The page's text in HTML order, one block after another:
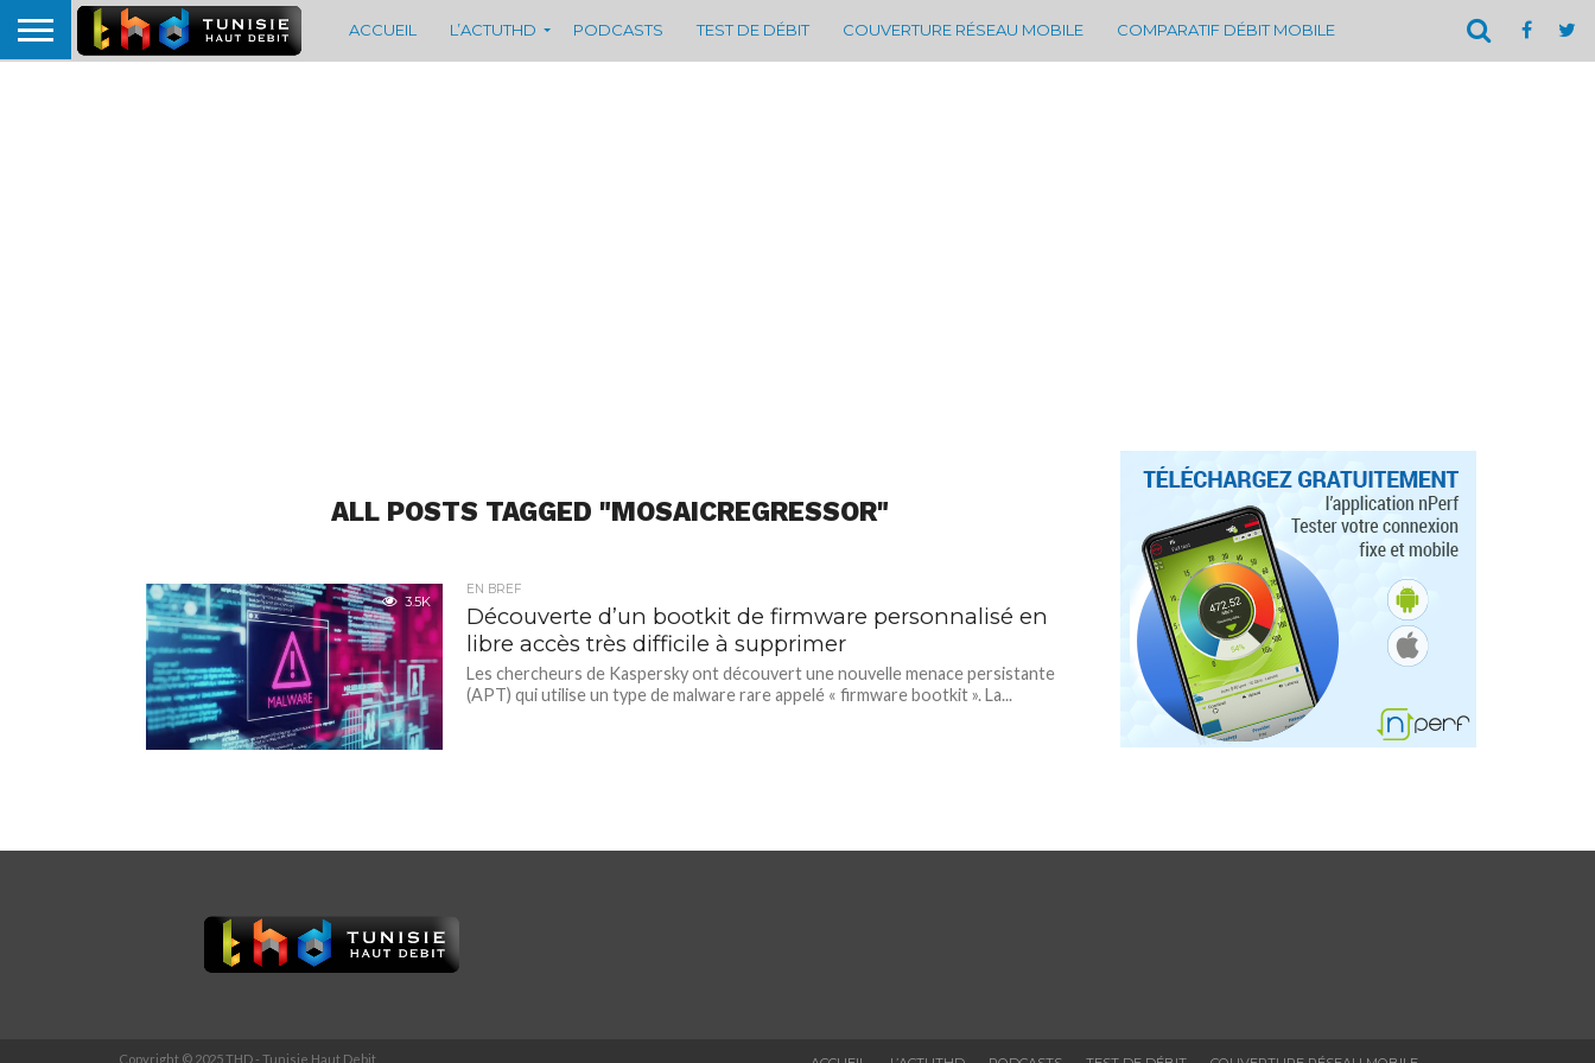
ACCUEIL L’ACTUTHD PODCASTS TEST DE DÉBIT COUVERTURE RÉSEAU MOBILE COMPARATIF DÉBIT MOBILE
ALL POSTS TAGGED "MOSAICREGRESSOR"
3.5K
EN BREF
Découverte d’un bootkit de firmware personnalisé en
libre accès très difficile à supprimer
Les chercheurs de Kaspersky ont découvert une nouvelle menace persistante
(APT) qui utilise un type de malware rare appelé « firmware bootkit ». La...
Copyright © 2025 THD - Tunisie Haut Debit.